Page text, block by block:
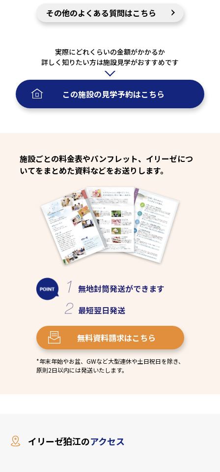
その他のよくある質問はこちら
実際にどれくらいの金額がかかるか
詳しく知りたい方は施設見学がおすすめです
この施設の見学予約はこちら
施設ごとの料金表やパンフレット、イリーゼにつ
いてをまとめた資料などをお送りします。
無地封筒発送ができます
最短翌日発送
無料資料請求はこちら
*年末年始やお盆、GWなど大型連休や土日祝日を除き、
原則2日以内には発送いたします。
イリーゼ狛江のアクセス